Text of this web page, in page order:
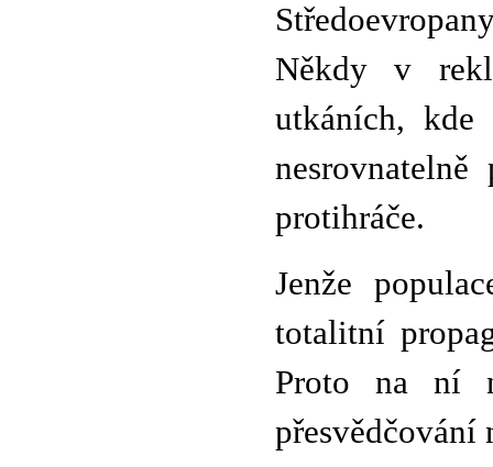
Někdy v
utkáních, kde
protihráče.
Jenže
totalitní
Proto na ní
přesvědčování